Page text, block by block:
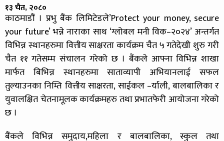
१३ चैत, २०८०
काठमाडौं । प्रभु बैंक लिमिटेडले’Protect your money, secure
your future’ भन्ने नाराका साथ ‘ग्लोबल मनी विक–२०२४’ अन्तर्गत
विभिन्न स्थानहरुमा वित्तीय साक्षरता कार्यक्रम चैत ५ गतेदेखी शुरु गरी
चैत ११ गतेसम्म संचालन गरेको छ । बैंकले आफ्ना विभिन्न शाखा
मार्फत बिभिन्न स्थानहरुमा साताव्यापी अभियानलाई सफल
तुल्याउनका निम्ति वित्तीय साक्षरता, साईकल –र्याली, बालबालिका र
युवालक्षित चेतनामूलक कार्यक्रमहरु तथा प्रभातफेरी आयोजना गरेको
छ ।
बैंकले विभिन्न समुदाय,महिला र बालबालिका, स्कुल तथा